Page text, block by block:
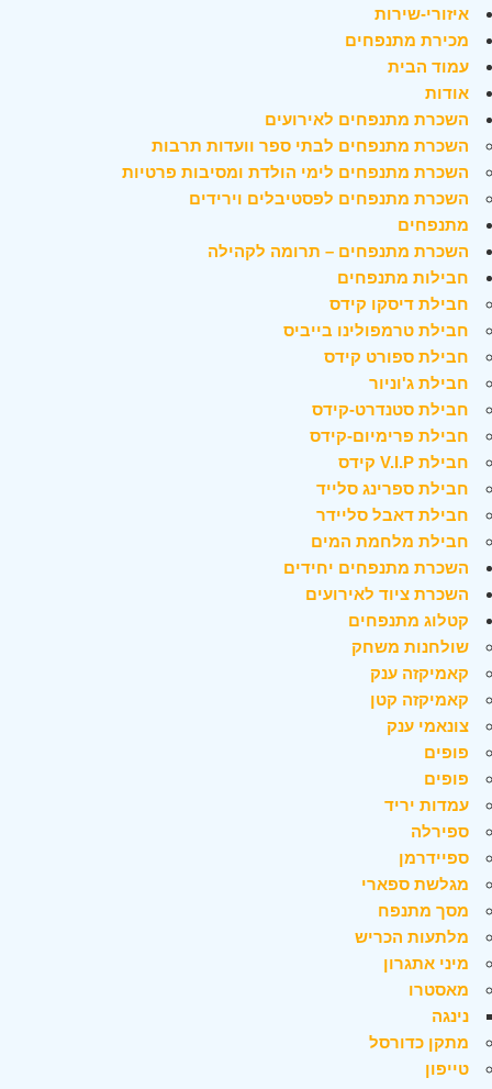
איזורי-שירות
מכירת מתנפחים
עמוד הבית
אודות
השכרת מתנפחים לאירועים
השכרת מתנפחים לבתי ספר וועדות תרבות
השכרת מתנפחים לימי הולדת ומסיבות פרטיות
השכרת מתנפחים לפסטיבלים וירידים
מתנפחים
השכרת מתנפחים – תרומה לקהילה
חבילות מתנפחים
חבילת דיסקו קידס
חבילת טרמפולינו בייביס
חבילת ספורט קידס
חבילת ג'וניור
חבילת סטנדרט-קידס
חבילת פרימיום-קידס
חבילת V.I.P קידס
חבילת ספרינג סלייד
חבילת דאבל סליידר
חבילת מלחמת המים
השכרת מתנפחים יחידים
השכרת ציוד לאירועים
קטלוג מתנפחים
שולחנות משחק
קאמיקזה ענק
קאמיקזה קטן
צונאמי ענק
פופים
פופים
עמדות יריד
ספירלה
ספיידרמן
מגלשת ספארי
מסך מתנפח
מלתעות הכריש
מיני אתגרון
מאסטרו
נינגה
מתקן כדורסל
טייפון